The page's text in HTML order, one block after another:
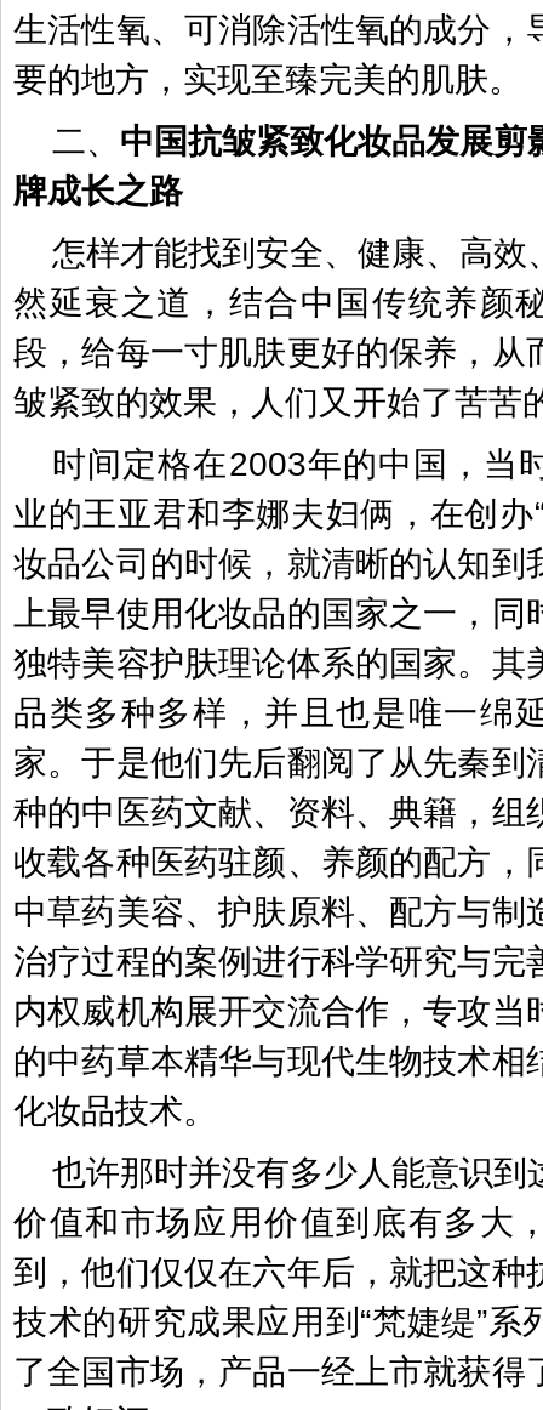
生活性氧、可消除活性氧的成分，
要的地方，实现至臻完美的肌肤。
二、 中国抗皱紧致化妆品发展剪
牌成长之路
怎样才能找到安全、健康、高效
然延衰之道，结合中国传统养颜
段，给每一寸肌肤更好的保养，从
皱紧致的效果，人们又开始了苦苦
时间定格在2003年的中国，当
业的王亚君和李娜夫妇俩，在创办
妆品公司的时候，就清晰的认知到
上最早使用化妆品的国家之一，
独特美容护肤理论体系的国家。其
品类多种多样，并且也是唯一绵
家。于是他们先后翻阅了从先秦到
种的中医药文献、资料、典籍，组
收载各种医药驻颜、养颜的配方，
中草药美容、护肤原料、配方与制
治疗过程的案例进行科学研究与完
内权威机构展开交流合作，专攻当
的中药草本精华与现代生物技术相
化妆品技术。
也许那时并没有多少人能意识到
价值和市场应用价值到底有多大
到，他们仅仅在六年后，就把这种
技术的研究成果应用到“梵婕缇”系
了全国市场，产品一经上市就获得